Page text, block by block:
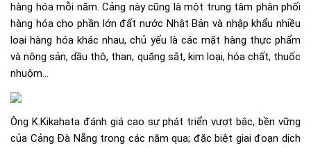
hàng hóa mỗi năm. Cảng này cũng là một trung tâm phân phối
hàng hóa cho phần lớn đất nước Nhật Bản và nhập khẩu nhiều
loại hàng hóa khác nhau, chủ yếu là các mặt hàng thực phẩm
và nông sản, dầu thô, than, quặng sắt, kim loại, hóa chất, thuốc
nhuộm…
Ông K.Kikahata đánh giá cao sự phát triển vượt bậc, bền vững
của Cảng Đà Nẵng trong các năm qua; đặc biệt giai đoạn dịch